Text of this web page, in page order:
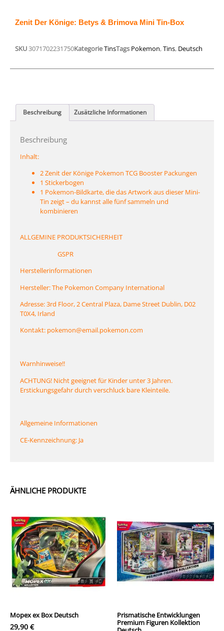
ÄHNLICHE PRODUKTE
Mopex ex Box Deutsch
29,90 €
Prismatische Entwicklungen
Premium Figuren Kollektion
Zenit Der Könige: Betys & Brimova Mini Tin-Box
SKU3071702231750KategorieTinsTags Pokemon,Tins, Deutsch
Beschreibung Zusätzliche Informationen
Beschreibung
Inhalt:
2 Zenit der Könige Pokemon TCG Booster Packungen
1 Stickerbogen
1 Pokemon-Bildkarte, die das Artwork aus dieser Mini-
Tin zeigt – du kannst alle fünf sammeln und
kombinieren
ALLGEMINE PRODUKTSICHERHEIT
GSPR
Herstellerinformationen
Hersteller: The Pokemon Company International
Adresse: 3rd Floor, 2 Central Plaza, Dame Street Dublin, D02
T0X4, Irland
Kontakt: pokemon@email.pokemon.com
Warnhinweise!!
ACHTUNG! Nicht geeignet für Kinder unter 3 Jahren.
Erstickungsgefahr durch verschluck bare Kleinteile.
Allgemeine Informationen
CE-Kennzeichnung: Ja